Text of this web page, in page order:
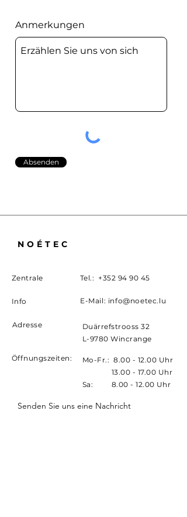
Anmerkungen
Absenden
NOÉTEC
Zentrale Tel.: +352 94 90 45
Info E-Mail: info@noetec.lu
Adresse
Duärrefstrooss 32
L-9780 Wincrange
Öffnungszeiten: Mo-Fr.:8.00 - 12.00 Uhr
13.00 - 17.00 Uhr
Sa: 8.00 - 12.00 Uhr
Senden Sie uns eine Nachricht